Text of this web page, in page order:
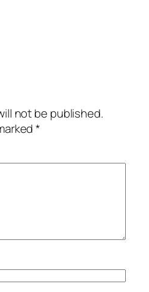
not be published.
*